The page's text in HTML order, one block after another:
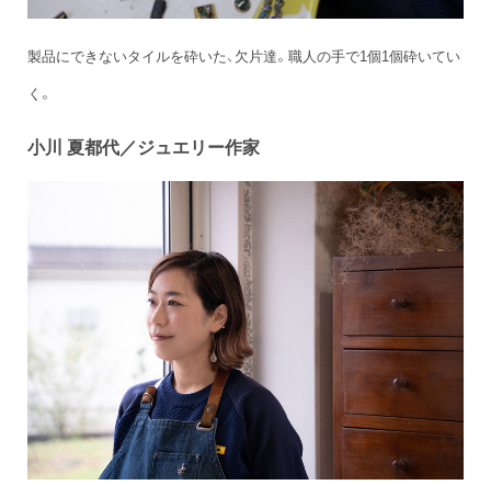
製品にできないタイルを砕いた、欠片達。職人の手で1個1個砕いてい
く。
小川 夏都代／ジュエリー作家